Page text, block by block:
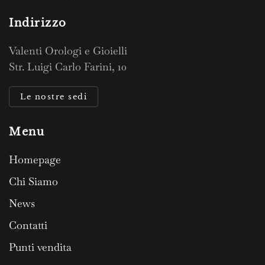
Indirizzo
Valenti Orologi e Gioielli
Str. Luigi Carlo Farini, 10
Le nostre sedi
Menu
Homepage
Chi Siamo
News
Contatti
Punti vendita